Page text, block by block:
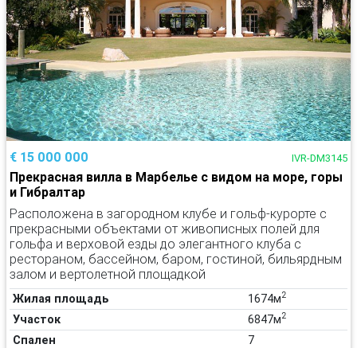
€ 15 000 000 IVR-DM3145
Прекрасная вилла в Марбелье с видом на море, горы
и Гибралтар
Расположена в загородном клубе и гольф-курорте с
прекрасными объектами от живописных полей для
гольфа и верховой езды до элегантного клуба с
рестораном, бассейном, баром, гостиной, бильярдным
залом и вертолетной площадкой
Жилая площадь 1674м2
Участок 6847м2
Спален
7